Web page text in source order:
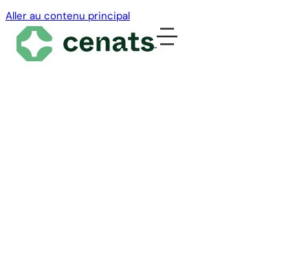
Aller au contenu principal